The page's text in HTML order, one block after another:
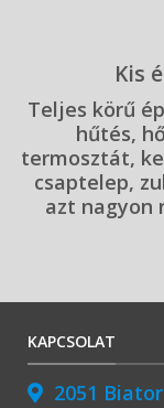
Kis
Teljes körű
hűtés,
termosztát,
csaptelep,
azt nagyon
KAPCSOLAT
2051